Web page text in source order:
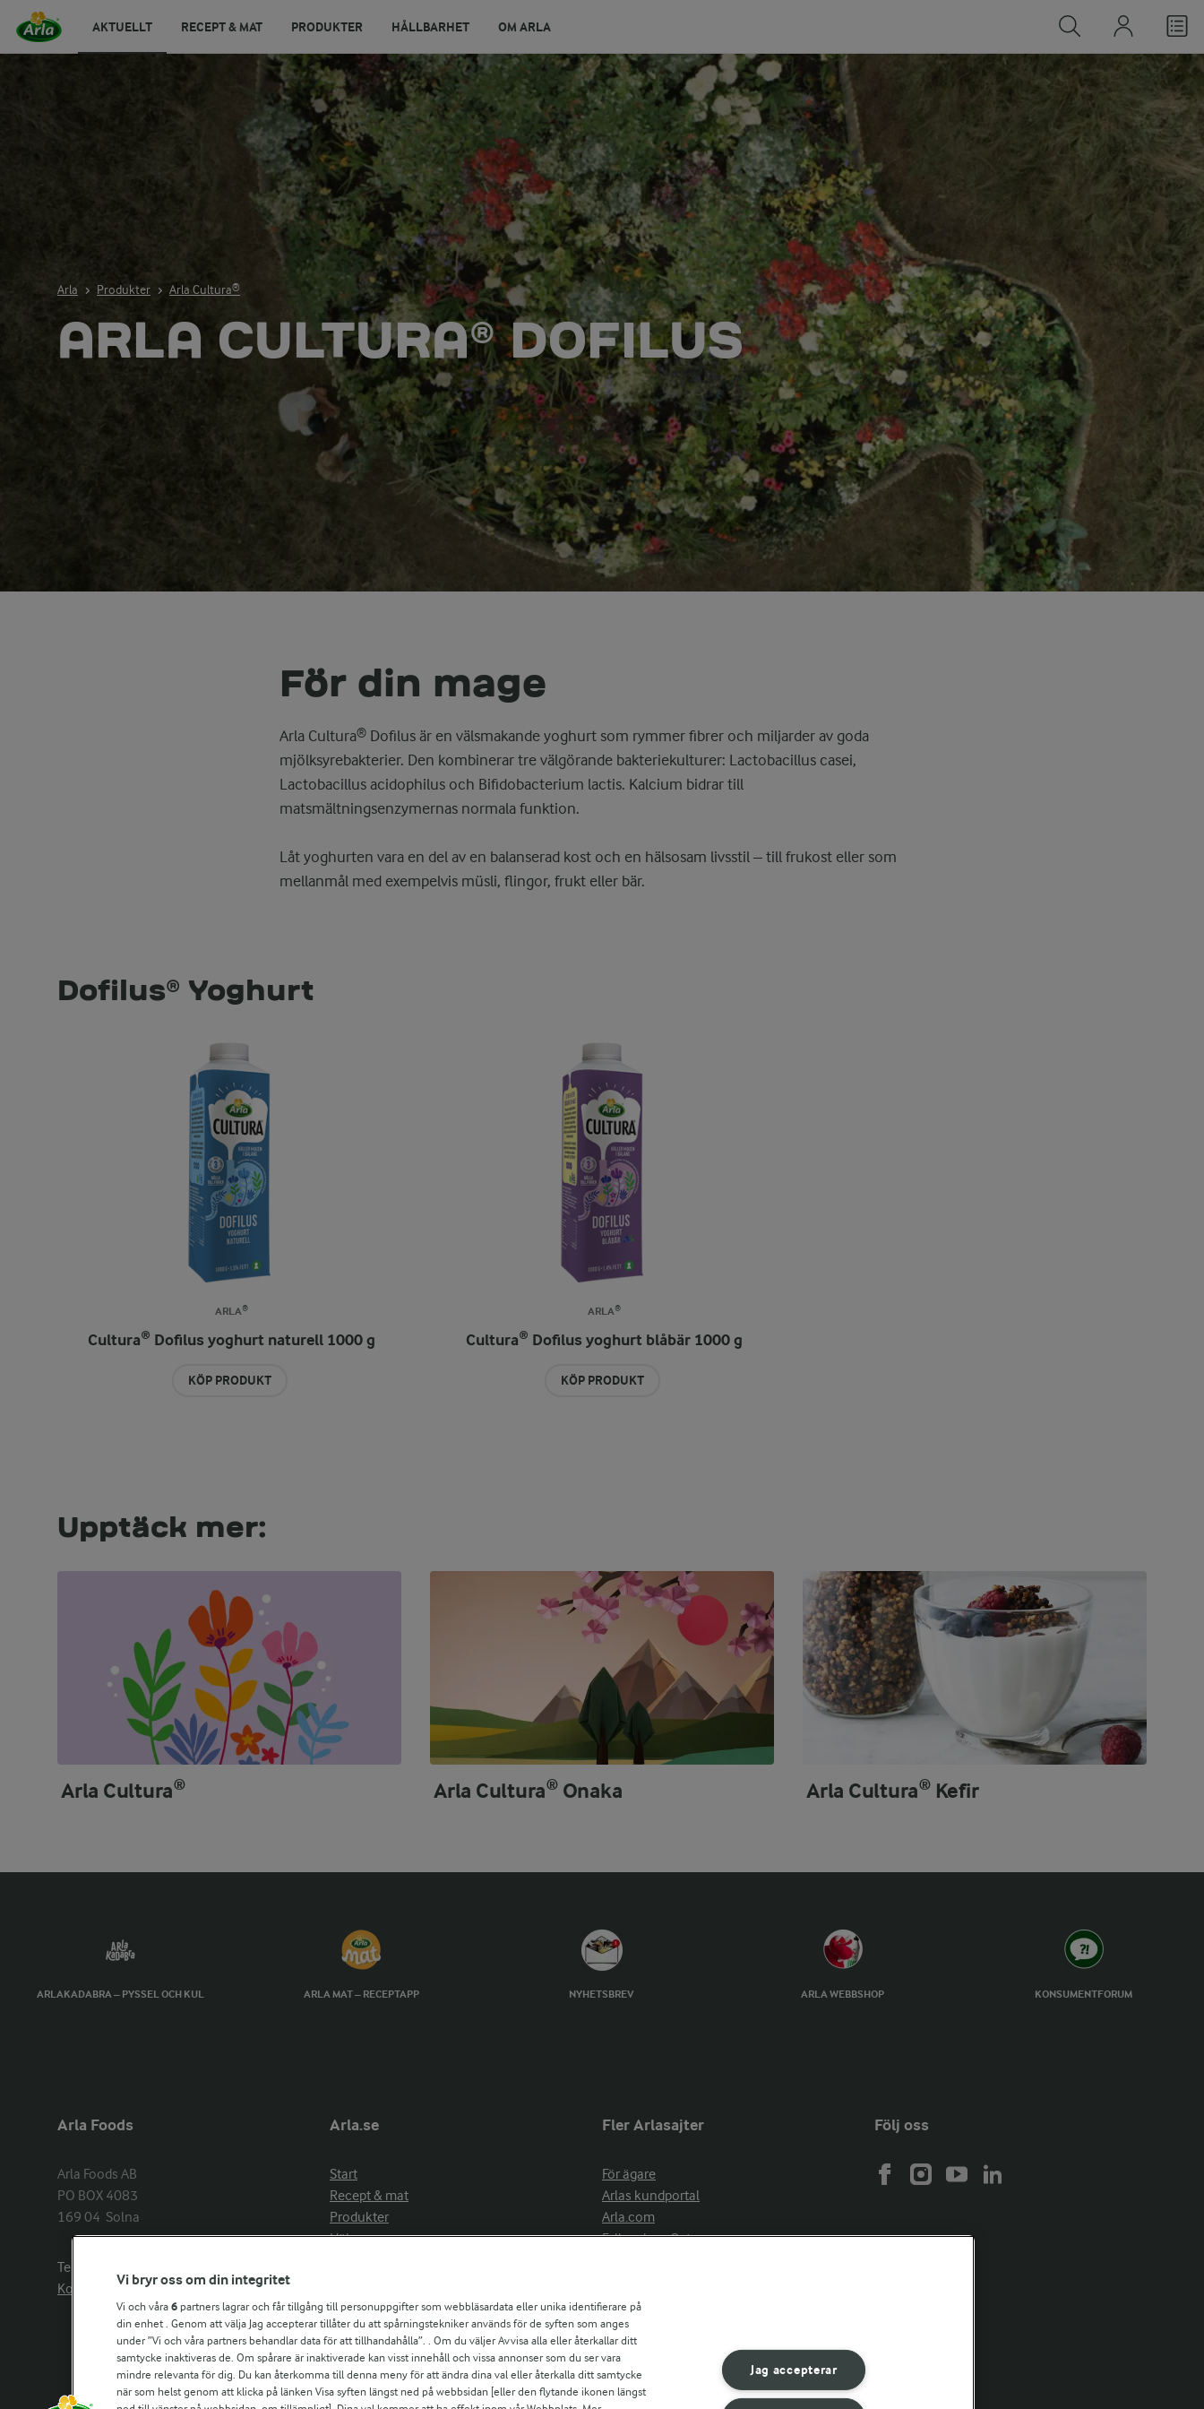
AKTUELLT RECEPT & MAT PRODUKTER HÅLLBARHET OM ARLA
Arla Produkter Arla Cultura®
ARLA CULTURA® DOFILUS
För din mage
Arla Cultura® Dofilus är en välsmakande yoghurt som rymmer fibrer och miljarder av goda
mjölksyrebakterier. Den kombinerar tre välgörande bakteriekulturer: Lactobacillus casei,
Lactobacillus acidophilus och Bifidobacterium lactis. Kalcium bidrar till
matsmältningsenzymernas normala funktion.
Låt yoghurten vara en del av en balanserad kost och en hälsosam livsstil – till frukost eller som
mellanmål med exempelvis müsli, flingor, frukt eller bär.
Dofilus® Yoghurt
ARLA®
Cultura® Dofilus yoghurt naturell 1000 g
KÖP PRODUKT
ARLA®
Cultura® Dofilus yoghurt blåbär 1000 g
KÖP PRODUKT
Upptäck mer:
Arla Cultura® Arla Cultura® Onaka Arla Cultura® Kefir
ARLAKADABRA – PYSSEL OCH KUL ARLA MAT – RECEPTAPP NYHETSBREV ARLA WEBBSHOP KONSUMENTFORUM
Arla Foods
Arla Foods AB
PO BOX 4083
169 04  Solna
Telefon:
Kontakta oss
Arla.se
Start
Recept & mat
Produkter
Hälsa
Aktuellt
Om Arla
Nyheter & press
Jobb & karriär
Kontakta oss
Fler Arlasajter
För ägare
Arlas kundportal
Arla.com
Falbygdens Ost
Följ oss
Vi bryr oss om din integritet
Vi och våra 6 partners lagrar och får tillgång till personuppgifter som webbläsardata eller unika identifierare på
din enhet . Genom att välja Jag accepterar tillåter du att spårningstekniker används för de syften som anges
under ”Vi och våra partners behandlar data för att tillhandahålla”. . Om du väljer Avvisa alla eller återkallar ditt
samtycke inaktiveras de. Om spårare är inaktiverade kan visst innehåll och vissa annonser som du ser vara
mindre relevanta för dig. Du kan återkomma till denna meny för att ändra dina val eller återkalla ditt samtycke
när som helst genom att klicka på länken Visa syften längst ned på webbsidan [eller den flytande ikonen längst
Jag accepterar